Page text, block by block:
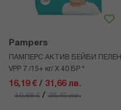
Pampers
ПАМПЕРС АКТИВ БЕЙБИ
VPP 7 /15+ кг/ Х 40 БР *
16,19 € / 31,66 лв.
19,68 € / 38,49 лв.